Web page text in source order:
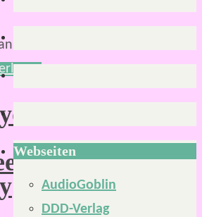
Webseiten
AudioGoblin
DDD-Verlag